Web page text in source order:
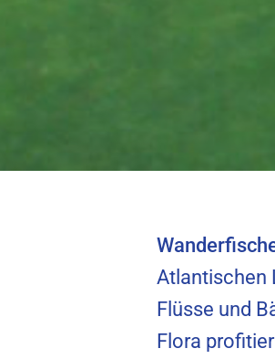
Atlantischen
Flüsse und
Flora